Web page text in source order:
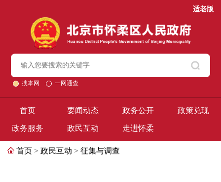
适老版
搜本网 一网通查
首页 要闻动态 政务公开 政策兑现
政务服务 政民互动 走进怀柔
首页 > 政民互动 > 征集与调查